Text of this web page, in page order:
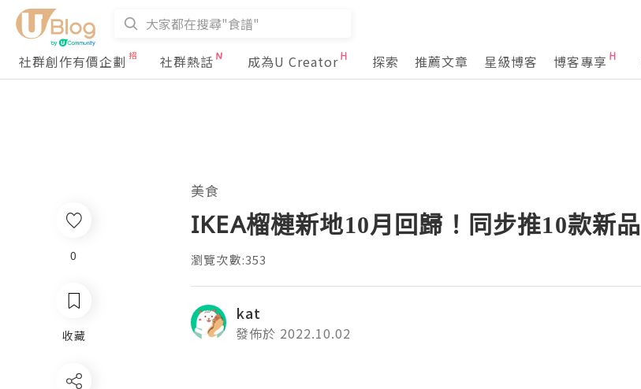
社群創作有價企劃
社群熱話 成為U Creator 探索 推薦文章 星級博客 博客專享
美食
IKEA榴槤新地10月回歸！同步推10款新品
瀏覽次數:353
kat
發佈於 2022.10.02
0
收藏